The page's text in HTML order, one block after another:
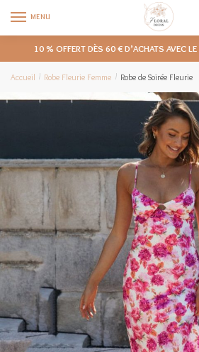
MENU
10 % OFFERT DÈS 60 € D’ACHATS AVEC
Accueil / Robe Fleurie Femme / Robe de Soirée Fleurie